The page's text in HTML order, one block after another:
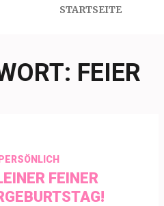
STARTSEITE
FEIER
PERSÖNLICH
FEINER